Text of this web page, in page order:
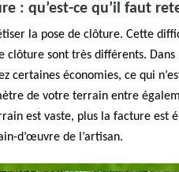
: qu’est-ce qu’il faut
la pose de clôture. Cette
clôture sont très différents. Dans
certaines économies, ce qui
de votre terrain entre
est vaste, plus la facture est
d’œuvre de l’artisan.